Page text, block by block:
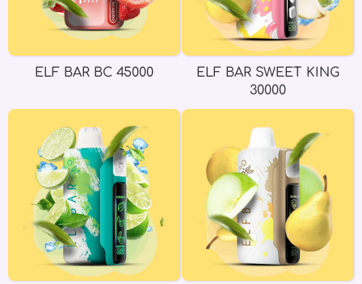
ELF BAR BC 45000
ELF BAR SWEET KING
30000